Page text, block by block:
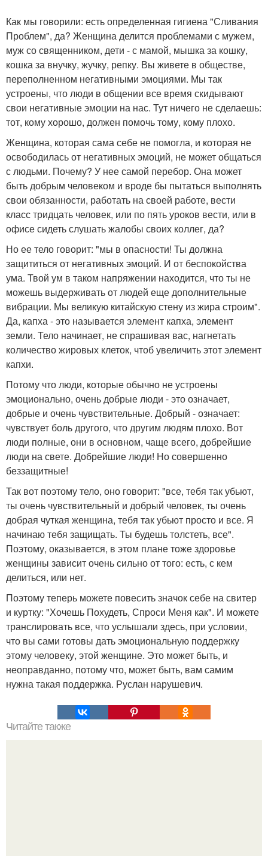
Как мы говорили: есть определенная гигиена "Сливания
Проблем", да? Женщина делится проблемами с мужем,
муж со священником, дети - с мамой, мышка за кошку,
кошка за внучку, жучку, репку. Вы живете в обществе,
переполненном негативными эмоциями. Мы так
устроены, что люди в общении все время скидывают
свои негативные эмоции на нас. Тут ничего не сделаешь:
тот, кому хорошо, должен помочь тому, кому плохо.
Женщина, которая сама себе не помогла, и которая не
освободилась от негативных эмоций, не может общаться
с людьми. Почему? У нее самой перебор. Она может
быть добрым человеком и вроде бы пытаться выполнять
свои обязанности, работать на своей работе, вести
класс тридцать человек, или по пять уроков вести, или в
офисе сидеть слушать жалобы своих коллег, да?
Но ее тело говорит: "мы в опасности! Ты должна
защититься от негативных эмоций. И от беспокойства
ума. Твой ум в таком напряжении находится, что ты не
можешь выдерживать от людей еще дополнительные
вибрации. Мы великую китайскую стену из жира строим".
Да, капха - это называется элемент капха, элемент
земли. Тело начинает, не спрашивая вас, нагнетать
количество жировых клеток, чтоб увеличить этот элемент
капхи.
Потому что люди, которые обычно не устроены
эмоционально, очень добрые люди - это означает,
добрые и очень чувствительные. Добрый - означает:
чувствует боль другого, что другим людям плохо. Вот
люди полные, они в основном, чаще всего, добрейшие
люди на свете. Добрейшие люди! Но совершенно
беззащитные!
Так вот поэтому тело, оно говорит: "все, тебя так убьют,
ты очень чувствительный и добрый человек, ты очень
добрая чуткая женщина, тебя так убьют просто и все. Я
начинаю тебя защищать. Ты будешь толстеть, все".
Поэтому, оказывается, в этом плане тоже здоровье
женщины зависит очень сильно от того: есть, с кем
делиться, или нет.
Поэтому теперь можете повесить значок себе на свитер
и куртку: "Хочешь Похудеть, Спроси Меня как". И можете
транслировать все, что услышали здесь, при условии,
что вы сами готовы дать эмоциональную поддержку
этому человеку, этой женщине. Это может быть, и
неоправданно, потому что, может быть, вам самим
нужна такая поддержка. Руслан нарушевич.
Читайте также